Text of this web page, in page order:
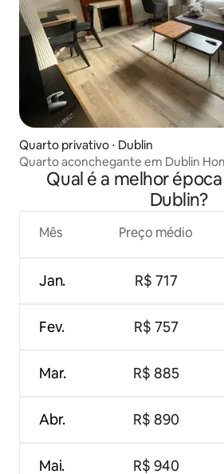
Quarto privativo ⋅ Dublin
Quarto aconchegante em Dublin
Qual é a melhor
Dublin?
Mês
Jan.
Fev.
Mar.
Abr.
Mai.
Preço médio
R$ 717
R$ 757
R$ 885
R$ 890
R$ 940